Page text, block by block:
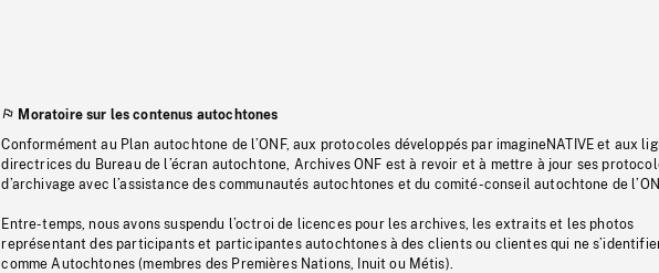
Moratoire sur les contenus autochtones
Conformément au Plan autochtone de l’ONF, aux protocoles développés par imagineNATIVE et aux
directrices du Bureau de l’écran autochtone, Archives ONF est à revoir et à mettre à jour ses
d’archivage avec l’assistance des communautés autochtones et du comité-conseil autochtone de
Entre-temps, nous avons suspendu l’octroi de licences pour les archives, les extraits et les photos
représentant des participants et participantes autochtones à des clients ou clientes qui ne
comme Autochtones (membres des Premières Nations, Inuit ou Métis).